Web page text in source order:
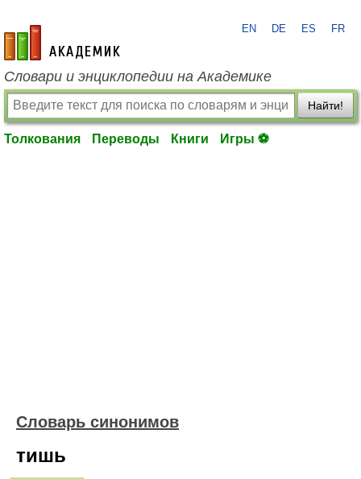
academic.ru
EN DE ES FR
Словари и энциклопедии на Академике
Найти!
Толкования Переводы Книги Игры ⚽
Словарь синонимов
тишь